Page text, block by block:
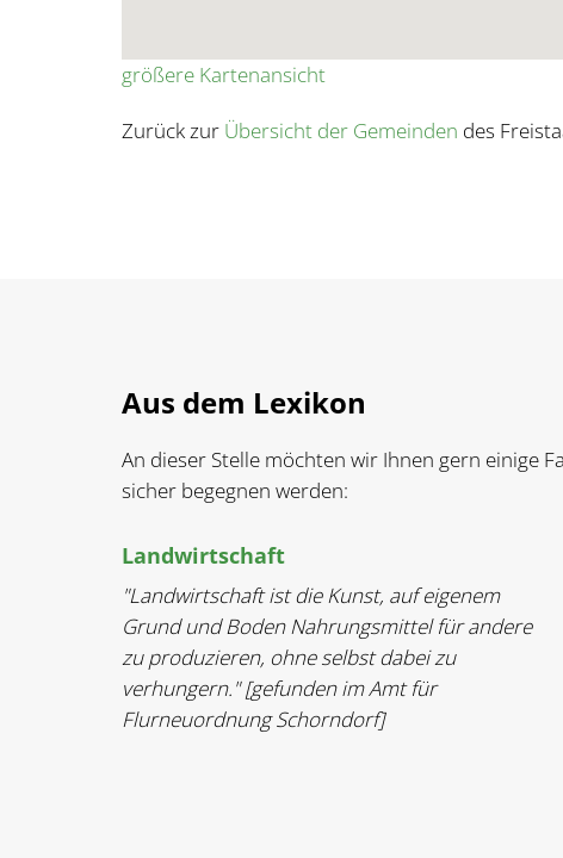
größere Kartenansicht
Zurück zur Übersicht der Gemeinden des
Aus dem Lexikon
An dieser Stelle möchten wir Ihnen gern einige
sicher begegnen werden:
Landwirtschaft
"Landwirtschaft ist die Kunst, auf eigenem
Grund und Boden Nahrungsmittel für andere
zu produzieren, ohne selbst dabei zu
verhungern." [gefunden im Amt für
Flurneuordnung Schorndorf]